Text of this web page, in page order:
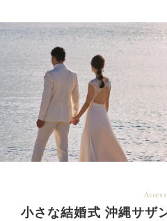
Access
小さな結婚式 沖縄サザ